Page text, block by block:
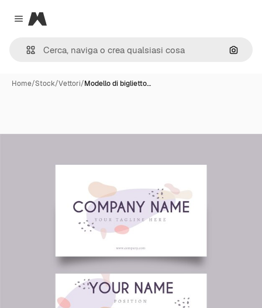
Close menu
Magnific
Cerca
Home/Stock/Vettori/Modello di biglietto…